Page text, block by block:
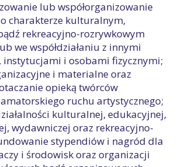
lub współorganizowanie
charakterze kulturalnym,
rekreacyjno-rozrywkowym
we współdziałaniu z innymi
i osobami fizycznymi;
i materialne oraz
opieką twórców
ruchu artystycznego;
kulturalnej, edukacyjnej,
wydawniczej oraz rekreacyjno-
stypendiów i nagród dla
i środowisk oraz organizacji